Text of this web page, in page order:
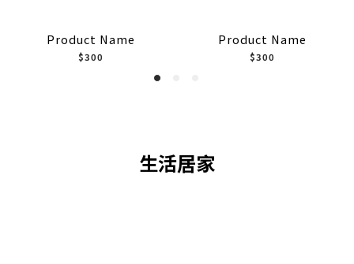
Product Name
$300
Product Name
$300
生活居家